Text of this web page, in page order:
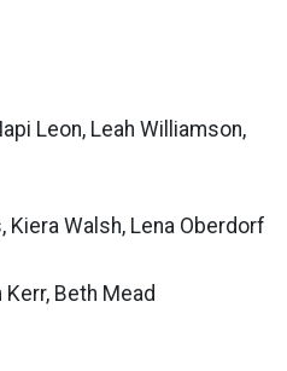
Leon, Leah Williamson,
Kiera Walsh, Lena Oberdorf
Beth Mead